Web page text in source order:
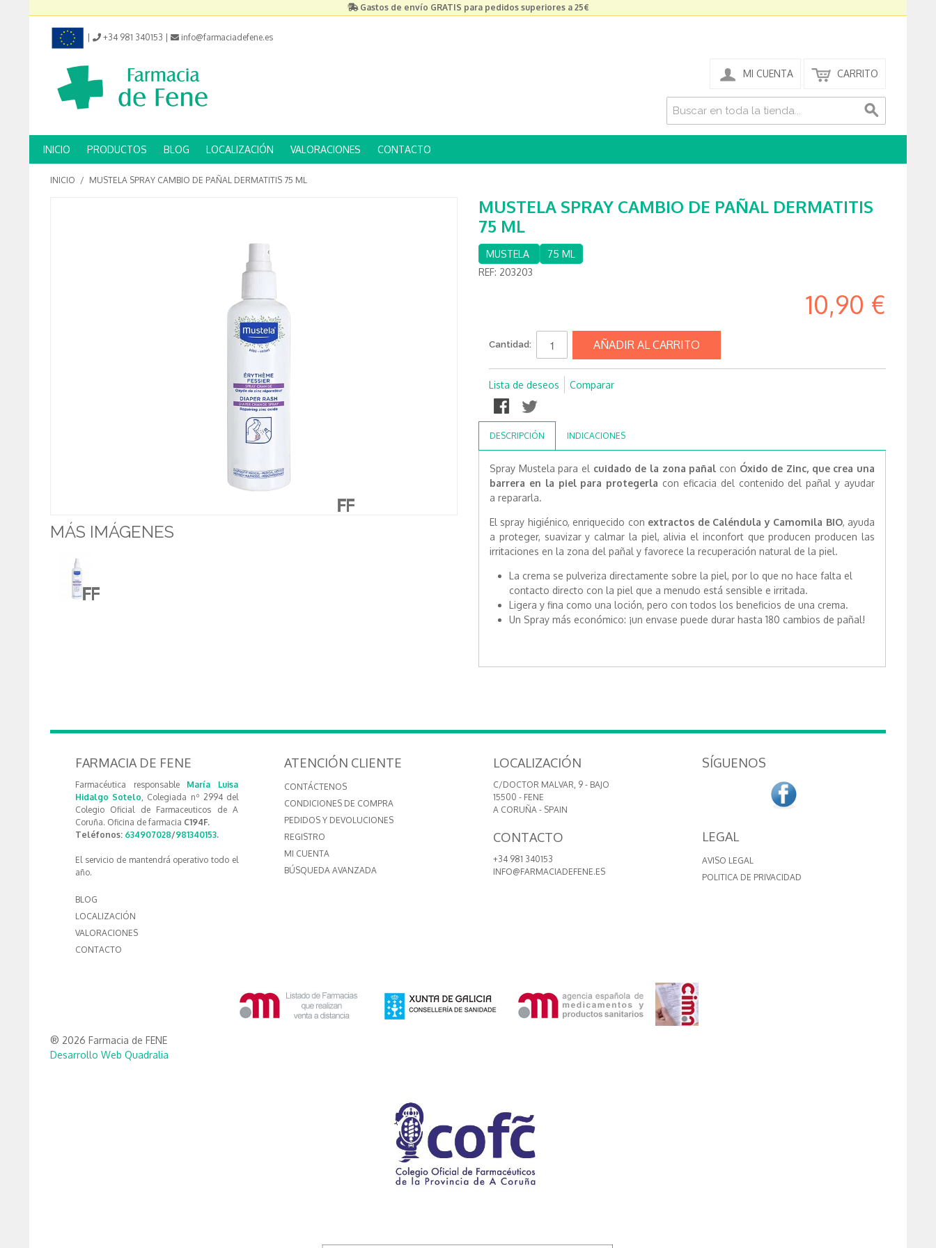
Gastos de envío GRATIS para pedidos superiores a 25€
+34 981 340153 info@farmaciadefene.es
MI CUENTA CARRITO
INICIO PRODUCTOS BLOG LOCALIZACIÓN VALORACIONES CONTACTO
INICIO / MUSTELA SPRAY CAMBIO DE PAÑAL DERMATITIS 75 ML
MÁS IMÁGENES
MUSTELA SPRAY CAMBIO DE PAÑAL DERMATITIS
75 ML
MUSTELA
75 ML
REF: 203203
10,90 €
Cantidad: AÑADIR AL CARRITO
Lista de deseos Comparar
DESCRIPCIÓN INDICACIONES
Spray Mustela para el cuidado de la zona pañal con Óxido de Zinc, que crea una
barrera en la piel para protegerla con eficacia del contenido del pañal y ayudar
a repararla.
El spray higiénico, enriquecido con extractos de Caléndula y Camomila BIO, ayuda
a proteger, suavizar y calmar la piel, alivia el inconfortque producen producen las
irritaciones en la zona del pañal y favorece la recuperación natural de la piel.
La crema se pulveriza directamente sobre la piel, por lo que no hace falta el
contacto directo con la piel que a menudo está sensible e irritada.
Ligera y fina como una loción, pero con todos los beneficios de una crema.
Un Spray más económico: ¡un envase puede durar hasta 180 cambios de pañal!
FARMACIA DE FENE
Farmacéutica responsable María Luisa
Hidalgo Sotelo, Colegiada nº 2994 del
Colegio Oficial de Farmaceuticos de A
Coruña. Oficina de farmacia C194F.
Teléfonos: 634907028/981340153.
El servicio de mantendrá operativo todo el
año.
BLOG
LOCALIZACIÓN
VALORACIONES
CONTACTO
ATENCIÓN CLIENTE
CONTÁCTENOS
CONDICIONES DE COMPRA
PEDIDOS Y DEVOLUCIONES
REGISTRO
MI CUENTA
BÚSQUEDA AVANZADA
LOCALIZACIÓN
C/DOCTOR MALVAR, 9 - BAJO
15500 - FENE
A CORUÑA - SPAIN
CONTACTO
+34 981 340153
INFO@FARMACIADEFENE.ES
SÍGUENOS
LEGAL
AVISO LEGAL
POLITICA DE PRIVACIDAD
® 2026 Farmacia de FENE
Desarrollo Web Quadralia